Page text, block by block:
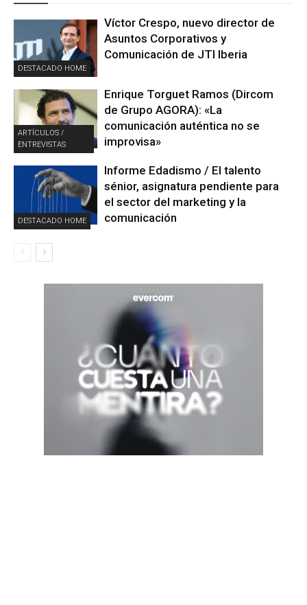
DESTACADO HOME
Víctor Crespo, nuevo director de
Asuntos Corporativos y
Comunicación de JTI Iberia
ARTÍCULOS /
ENTREVISTAS
Enrique Torguet Ramos (Dircom
de Grupo AGORA): «La
comunicación auténtica no se
improvisa»
DESTACADO HOME
Informe Edadismo / El talento
sénior, asignatura pendiente para
el sector del marketing y la
comunicación